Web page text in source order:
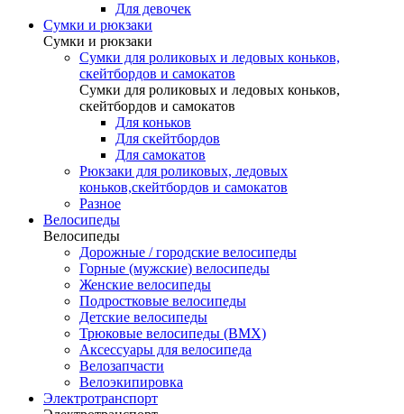
Для девочек
Сумки и рюкзаки
Сумки и рюкзаки
Сумки для роликовых и ледовых коньков,
скейтбордов и самокатов
Сумки для роликовых и ледовых коньков,
скейтбордов и самокатов
Для коньков
Для скейтбордов
Для самокатов
Рюкзаки для роликовых, ледовых
коньков,скейтбордов и самокатов
Разное
Велосипеды
Велосипеды
Дорожные / городские велосипеды
Горные (мужские) велосипеды
Женские велосипеды
Подростковые велосипеды
Детские велосипеды
Трюковые велосипеды (BMX)
Аксессуары для велосипеда
Велозапчасти
Велоэкипировка
Электротранспорт